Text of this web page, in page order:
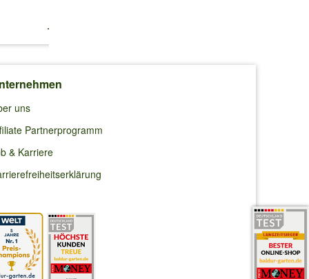
12,99 €
uns
Partnerprogramm
& Karriere